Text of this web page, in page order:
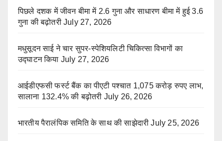
पिछले दशक में जीवन बीमा में 2.6 गुना और साधारण बीमा में हुई 3.6
गुना की बढ़ोतरी July 27, 2026
मधुसूदन साई ने चार सुपर-स्पेशियलिटी चिकित्सा विभागों का
उद्घाटन किया July 27, 2026
आईडीएफसी फर्स्ट बैंक का पीएटी पश्चात 1,075 करोड़ रुपए लाभ,
सालाना 132.4% की बढ़ोतरी July 26, 2026
भारतीय पैरालंपिक समिति के साथ की साझेदारी July 25, 2026